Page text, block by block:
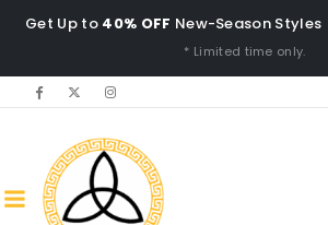
Get Up to 40% OFF New-Season Styles
* Limited time only.